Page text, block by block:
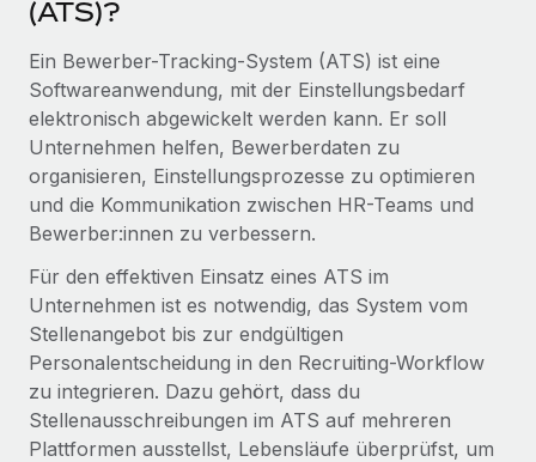
Globales Onboarding und Verwalten von
PEO
Auslagern von komplexen HR-Aufgaben
INFRASTRUKTUR
Remote Embedded
Plattform
Integrierte HR-Kernfunktionen für dein Team
Verknüpfen Neu
Verknüpfung beliebiger KI-Tools mit Remote über unser
MCP
WACHSTUMSPHASE
Agile HR- und Payroll-Lösungen für wachsende
Mittelstand
Maßgeschneiderte HR-Lösungen, um Teams zu
vergrößern
Enterprise
Globale HR für Konzerne und Großunternehmen
PARTNER WERDEN
Gesamtbeschäftigungskosten
Honorarzahlungen berechnen
Informationen zu möglichen Währungen und
Abwicklungsfristen für globale Freelancer:innen
LERNEN MIT REMOTE
Fallstudien
HR-Glossar
Checklisten und Vorlagen
Bibliothek für Stellenbeschreibungen
Français
Deutsch
Español
Italiano
Português (Portugal)
日本語
한국어
(ATS)?
Ein Bewerber-Tracking-System (ATS) ist eine
Softwareanwendung, mit der Einstellungsbedarf
elektronisch abgewickelt werden kann. Er soll
Unternehmen helfen, Bewerberdaten zu
organisieren, Einstellungsprozesse zu optimieren
und die Kommunikation zwischen HR-Teams und
Bewerber:innen zu verbessern.
Für den effektiven Einsatz eines ATS im
Unternehmen ist es notwendig, das System vom
Stellenangebot bis zur endgültigen
Personalentscheidung in den Recruiting-Workflow
zu integrieren. Dazu gehört, dass du
Stellenausschreibungen im ATS auf mehreren
Plattformen ausstellst, Lebensläufe überprüfst, um